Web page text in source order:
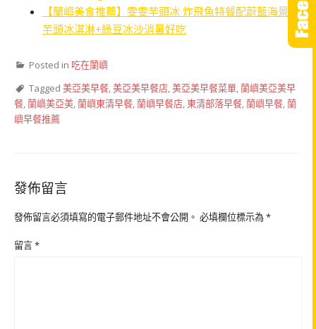
【蘭嶼美食推薦】雯雯芋頭冰 炸飛魚特餐配蔚藍海景！
芋頭冰淇淋+綠豆冰沙消暑好吃
Posted in 吃在蘭嶼
Tagged 美亞美早餐,美亞美早餐店,美亞美早餐菜單,蘭嶼美亞美早
餐,蘭嶼美亞美,蘭嶼東清早餐,蘭嶼早餐店, 東清部落早餐,蘭嶼早餐,蘭
嶼早餐推薦
發佈留言
發佈留言必須填寫的電子郵件地址不會公開。 必填欄位標示為*
留言*